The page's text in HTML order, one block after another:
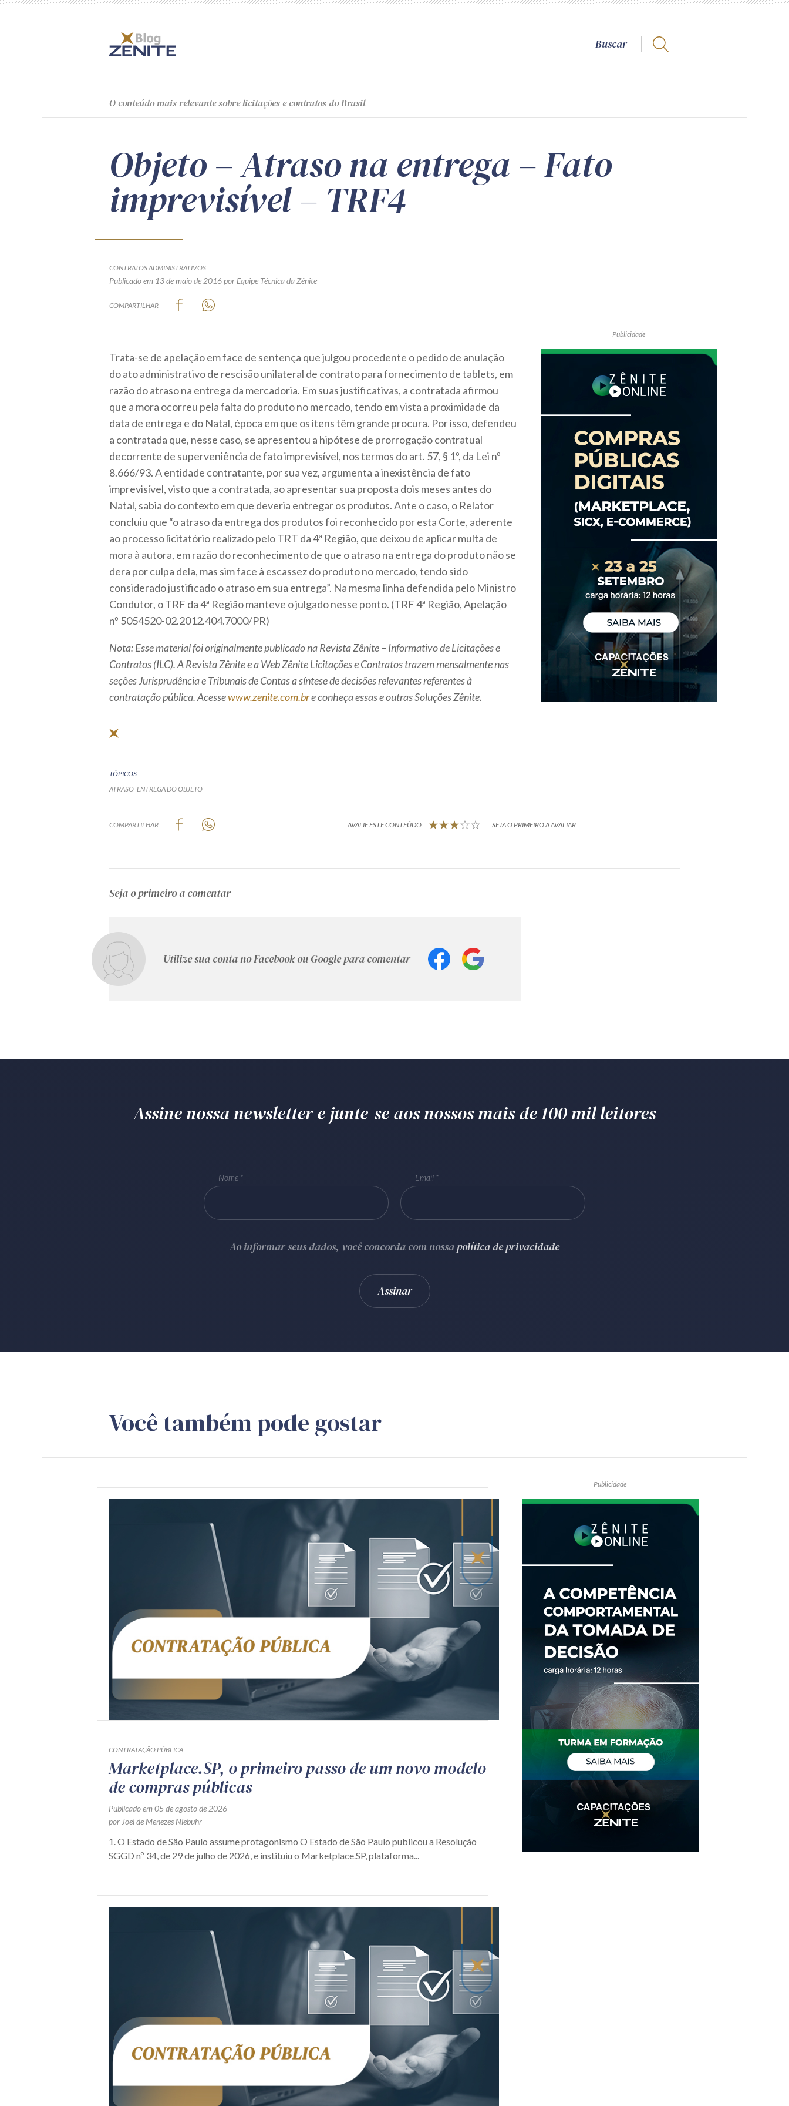
O conteúdomais relevante sobre licitações e contratos do Brasil
Objeto – Atraso na entrega – Fato
imprevisível – TRF4
CONTRATOS ADMINISTRATIVOS
Publicado em 13 de maio de 2016por Equipe Técnica da Zênite
COMPARTILHAR
Trata-se de apelação em face de sentença que julgou procedente o pedido de anulação
do ato administrativo de rescisão unilateral de contrato para fornecimento de tablets, em
razão do atraso na entrega da mercadoria. Em suas justificativas, a contratada afirmou
que a mora ocorreu pela falta do produto no mercado, tendo em vista a proximidade da
data de entrega e do Natal, época em que os itens têm grande procura. Por isso, defendeu
a contratada que, nesse caso, se apresentou a hipótese de prorrogação contratual
decorrente de superveniência de fato imprevisível, nos termos do art. 57, § 1º, da Lei nº
8.666/93. A entidade contratante, por sua vez, argumenta a inexistência de fato
imprevisível, visto que a contratada, ao apresentar sua proposta dois meses antes do
Natal, sabia do contexto em que deveria entregar os produtos. Ante o caso, o Relator
concluiu que “o atraso da entrega dos produtos foi reconhecido por esta Corte, aderente
ao processo licitatório realizado pelo TRT da 4ª Região, que deixou de aplicar multa de
mora à autora, em razão do reconhecimento de que o atraso na entrega do produto não se
dera por culpa dela, mas sim face à escassez do produto no mercado, tendo sido
considerado justificado o atraso em sua entrega”. Na mesma linha defendida pelo Ministro
Condutor, o TRF da 4ª Região manteve o julgado nesse ponto. (TRF 4ª Região, Apelação
nº 5054520-02.2012.404.7000/PR)
Nota: Esse material foi originalmente publicado na Revista Zênite – Informativo de Licitações e
Contratos (ILC). A Revista Zênite e a Web Zênite Licitações e Contratos trazem mensalmente nas
seções Jurisprudência e Tribunais de Contas a síntese de decisões relevantes referentes à
contratação pública. Acessewww.zenite.com.bre conheça essas e outras Soluções Zênite.
Publicidade
TÓPICOS
ATRASO ENTREGA DO OBJETO
COMPARTILHAR AVALIE ESTE CONTEÚDO SEJA O PRIMEIRO A AVALIAR
Seja o primeiro a comentar
Utilize sua conta no Facebook ou Google para comentar
Assine nossa newsletter e junte-se aos nossos mais de 100 mil leitores
Nome Email
Ao informar seus dados, você concorda com nossapolítica de privacidade
Você também pode gostar
CONTRATAÇÃO PÚBLICA
Marketplace.SP, o primeiro passo de um novo modelo
de compras públicas
Publicado em 05 de agosto de 2026
por Joel de Menezes Niebuhr
1. O Estado de São Paulo assume protagonismo O Estado de São Paulo publicou a Resolução
SGGD nº 34, de 29 de julho de 2026, e instituiu o Marketplace.SP, plataforma...
Publicidade